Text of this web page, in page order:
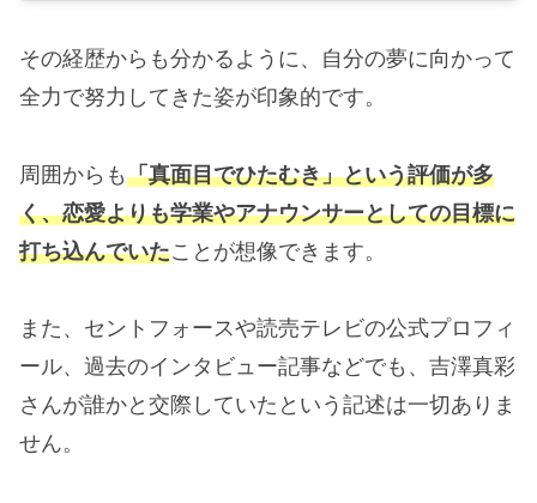
その経歴からも分かるように、自分の夢に向かって
全力で努力してきた姿が印象的です。
周囲からも「真面目でひたむき」という評価が多
く、恋愛よりも学業やアナウンサーとしての目標に
打ち込んでいたことが想像できます。
また、セントフォースや読売テレビの公式プロフィ
ール、過去のインタビュー記事などでも、吉澤真彩
さんが誰かと交際していたという記述は一切ありま
せん。